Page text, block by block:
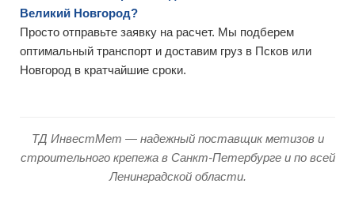
Великий Новгород?
Просто отправьте заявку на расчет. Мы подберем
оптимальный транспорт и доставим груз в Псков или
Новгород в кратчайшие сроки.
ТД ИнвестМет — надежный поставщик метизов и
строительного крепежа в Санкт-Петербурге и по всей
Ленинградской области.